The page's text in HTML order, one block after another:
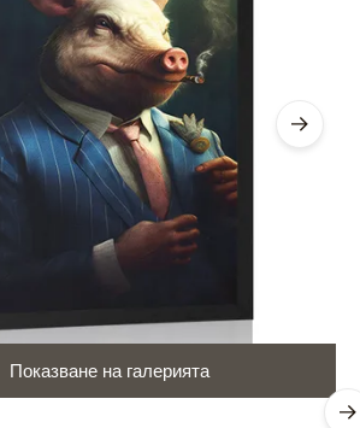
Показване на галерията